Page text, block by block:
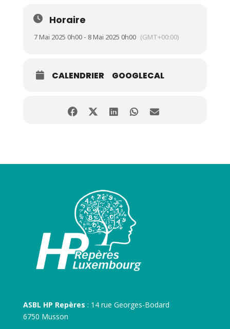
présentation de notre asbl utile pour que ces
jeunes n’hésitent pas à nous contacter plus tard, s’ils
Horaire
7 Mai 2025 0h00 - 8 Mai 2025 0h00 (GMT+00:00)
CALENDRIER GOOGLECAL
ASBL HP Repères : 14 rue Georges-Bodard
6750 Musson